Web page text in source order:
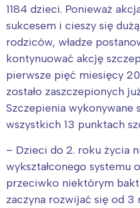
1184 dzieci. Ponieważ
sukcesem i cieszy się
rodziców, władze
kontynuować akcję
pierwsze pięć miesięcy
zostało zaszczepionych
Szczepienia wykonywane
wszystkich 13 punktach
– Dzieci do 2. roku życia
wykształconego systemu
przeciwko niektórym
zaczyna rozwijać się od 3